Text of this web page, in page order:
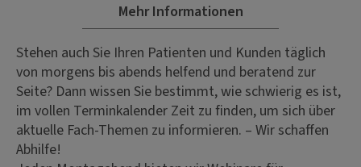
Mehr Informationen
Stehen auch Sie Ihren Patienten und Kunden täglich
von morgens bis abends helfend und beratend zur
Seite? Dann wissen Sie bestimmt, wie schwierig es ist,
im vollen Terminkalender Zeit zu finden, um sich über
aktuelle Fach-Themen zu informieren. – Wir schaffen
Abhilfe!